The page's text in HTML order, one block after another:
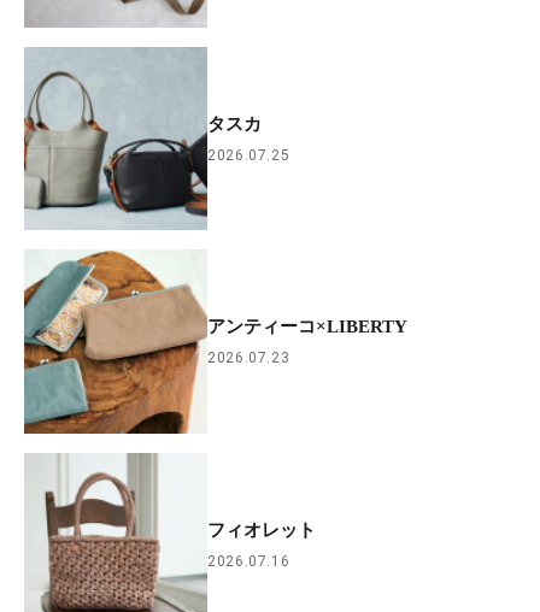
タスカ
2026.07.25
アンティーコ×LIBERTY
2026.07.23
フィオレット
2026.07.16